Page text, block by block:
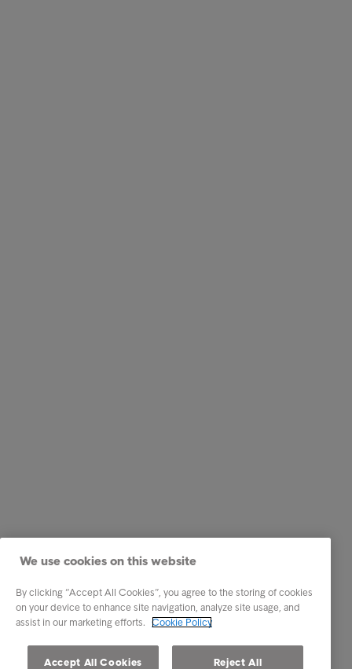
We use cookies on this website
By clicking “Accept All Cookies”, you agree to the storing of cookies
on your device to enhance site navigation, analyze site usage, and
assist in our marketing efforts. Cookie Policy
Accept All Cookies Reject All